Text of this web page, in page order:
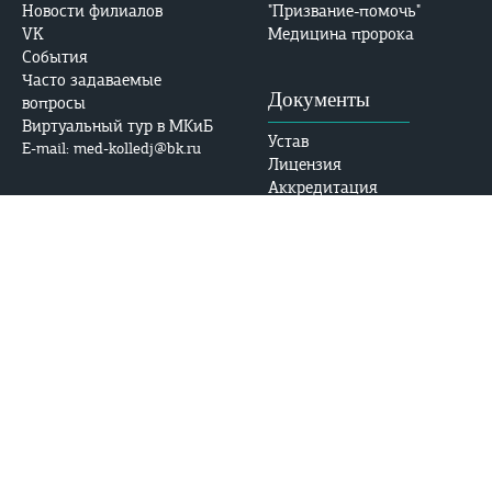
Новости филиалов
VK
События
Часто задаваемые
вопросы
Виртуальный тур в МКиБ
E-mail: med-kolledj@bk.ru
"Призвание-помочь"
Медицина пророка
Документы
Устав
Лицензия
Аккредитация